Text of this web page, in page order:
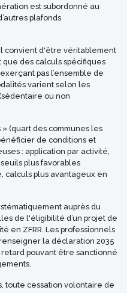
est subordonné au
plafonds
convient d'être véritablement
que des calculs spécifiques
pas l’ensemble de
varient selon les
ou non
» (quart des communes les
de conditions et
: application par activité,
plus favorables
calculs plus avantageux en
auprès du
de l'éligibilité d’un projet de
en ZFRR. Les professionnels
la déclaration 2035
pouvant être sanctionné
toute cessation volontaire de